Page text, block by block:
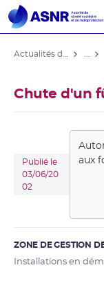
Chute d'un
Publié le
03/06/20
02
aux
ZONE DE GESTION
Installations en